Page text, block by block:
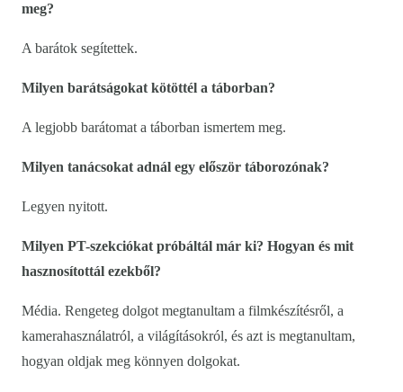
meg?
A barátok segítettek.
Milyen barátságokat kötöttél a táborban?
A legjobb barátomat a táborban ismertem meg.
Milyen tanácsokat adnál egy először táborozónak?
Legyen nyitott.
Milyen PT-szekciókat próbáltál már ki? Hogyan és mit
hasznosítottál ezekből?
Média. Rengeteg dolgot megtanultam a filmkészítésről, a
kamerahasználatról, a világításokról, és azt is megtanultam,
hogyan oldjak meg könnyen dolgokat.